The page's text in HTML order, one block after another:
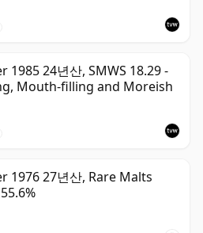
1985 24년산, SMWS 18.29 -
Mouth-filling and Moreish
1976 27년산, Rare Malts